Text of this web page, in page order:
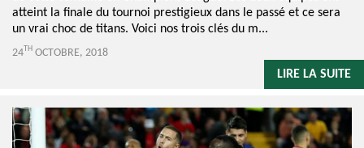
atteint la finale du tournoi prestigieux dans le passé et ce sera
un vrai choc de titans. Voici nos trois clés du m...
24TH OCTOBRE, 2018
LIRE LA SUITE